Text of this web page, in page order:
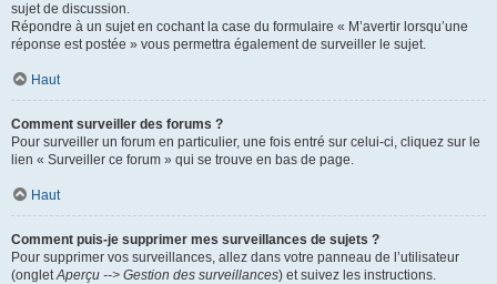
sujet de discussion.
Répondre à un sujet en cochant la case du formulaire « M’avertir lorsqu’une
réponse est postée » vous permettra également de surveiller le sujet.
Haut
Comment surveiller des forums ?
Pour surveiller un forum en particulier, une fois entré sur celui-ci, cliquez sur le
lien « Surveiller ce forum » qui se trouve en bas de page.
Haut
Comment puis-je supprimer mes surveillances de sujets ?
Pour supprimer vos surveillances, allez dans votre panneau de l’utilisateur
(ongletAperçu --> Gestion des surveillances) et suivez les instructions.